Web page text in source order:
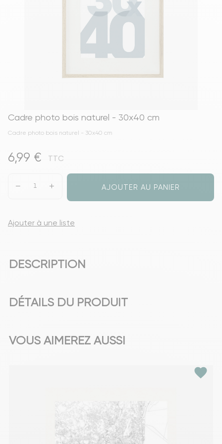
Cadre photo bois naturel - 30x40 cm
Cadre photo bois naturel - 30x40 cm
6,99 € TTC
AJOUTER AU PANIER
Ajouter à une liste
DESCRIPTION
DÉTAILS DU PRODUIT
VOUS AIMEREZ AUSSI
favorite